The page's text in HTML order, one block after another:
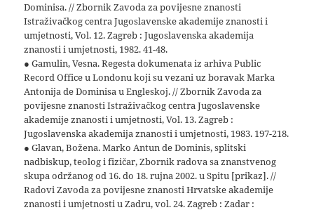
Dominisa. // Zbornik Zavoda za povijesne znanosti
Istraživačkog centra Jugoslavenske akademije znanosti i
umjetnosti, Vol. 12. Zagreb : Jugoslavenska akademija
znanosti i umjetnosti, 1982. 41-48.
● Gamulin, Vesna. Regesta dokumenata iz arhiva Public
Record Office u Londonu koji su vezani uz boravak Marka
Antonija de Dominisa u Engleskoj. // Zbornik Zavoda za
povijesne znanosti Istraživačkog centra Jugoslavenske
akademije znanosti i umjetnosti, Vol. 13. Zagreb :
Jugoslavenska akademija znanosti i umjetnosti, 1983. 197-218.
● Glavan, Božena. Marko Antun de Dominis, splitski
nadbiskup, teolog i fizičar, Zbornik radova sa znanstvenog
skupa održanog od 16. do 18. rujna 2002. u Spitu [prikaz]. //
Radovi Zavoda za povijesne znanosti Hrvatske akademije
znanosti i umjetnosti u Zadru, vol. 24. Zagreb : Zadar :